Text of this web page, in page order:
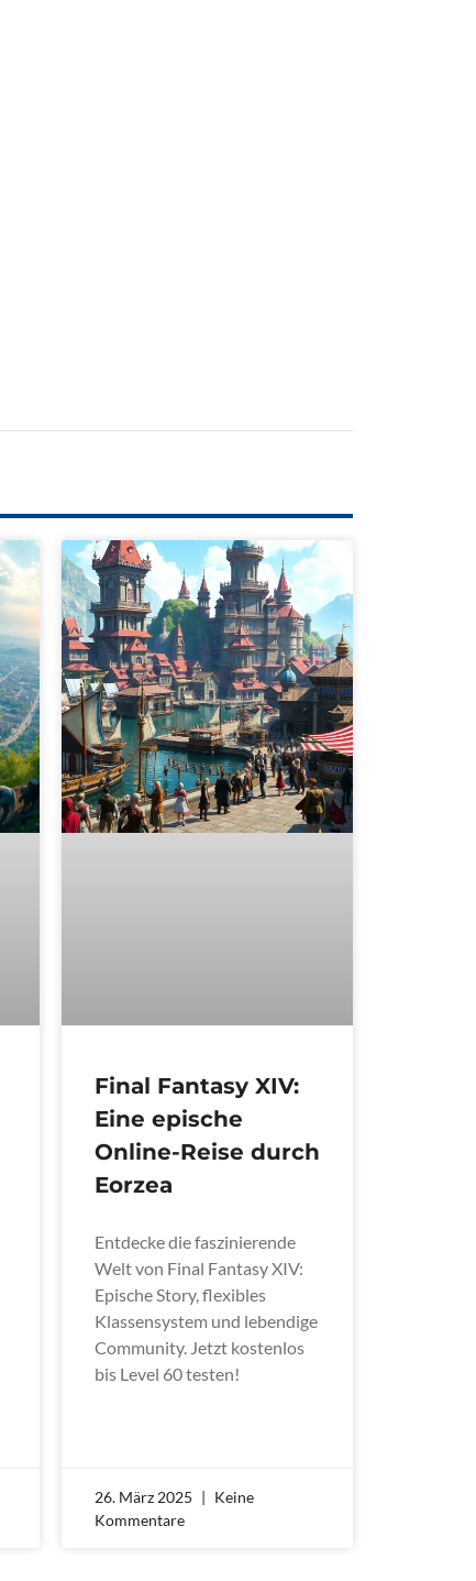
Final Fantasy XIV:
Eine epische
Online-Reise durch
Eorzea
Entdecke die faszinierende
Welt von Final Fantasy XIV:
Epische Story, flexibles
Klassensystem und lebendige
Community. Jetzt kostenlos
bis Level 60 testen!
26. März 2025
Keine
Kommentare